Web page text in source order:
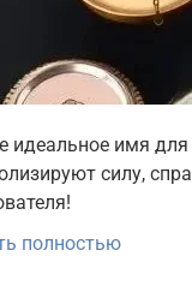
идеальное имя для
силу,
полностью